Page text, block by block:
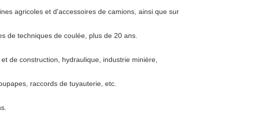
agricoles et d'accessoires de camions, ainsi que sur
de techniques de coulée, plus de 20 ans.
de construction, hydraulique, industrie minière,
raccords de tuyauterie, etc.